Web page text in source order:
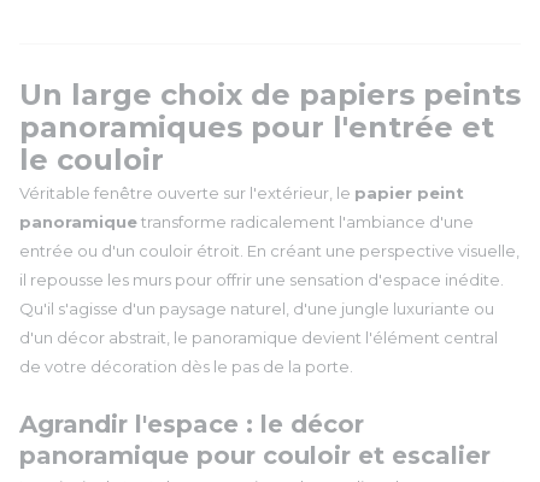
Un large choix de papiers peints
panoramiques pour l'entrée et
le couloir
Véritable fenêtre ouverte sur l'extérieur, le papier peint
panoramiquetransforme radicalement l'ambiance d'une
entrée ou d'un couloir étroit. En créant une perspective visuelle,
il repousse les murs pour offrir une sensation d'espace inédite.
Qu'il s'agisse d'un paysage naturel, d'une jungle luxuriante ou
d'un décor abstrait, le panoramique devient l'élément central
de votre décoration dès le pas de la porte.
Agrandir l'espace : le décor
panoramique pour couloir et escalier